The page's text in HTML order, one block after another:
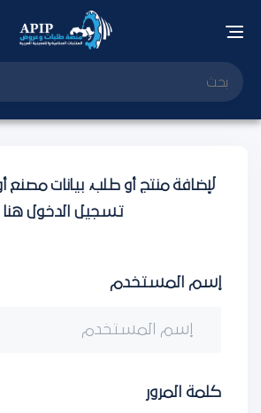
لإضافة منتج أو طلب، بيانات
تسجيل الدخول هنا
إسم المستخدم
كلمة المرور